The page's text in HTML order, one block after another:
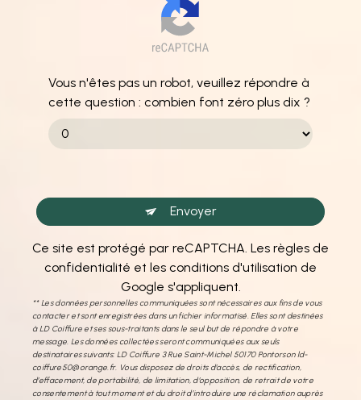
Vous n'êtes pas un robot, veuillez répondre à
cette question : combien font zéro plus dix ?
Envoyer
Ce site est protégé par reCAPTCHA. Les règles de
confidentialité et les conditions d'utilisation de
Google s'appliquent.
** Les données personnelles communiquées sont nécessaires aux fins de vous
contacter et sont enregistrées dans un fichier informatisé. Elles sont destinées
à LD Coiffure et ses sous-traitants dans le seul but de répondre à votre
message. Les données collectées seront communiquées aux seuls
destinataires suivants: LD Coiffure 3 Rue Saint-Michel 50170 Pontorson ld-
coiffure50@orange.fr. Vous disposez de droits d’accès, de rectification,
d’effacement, de portabilité, de limitation, d’opposition, de retrait de votre
consentement à tout moment et du droit d’introduire une réclamation auprès